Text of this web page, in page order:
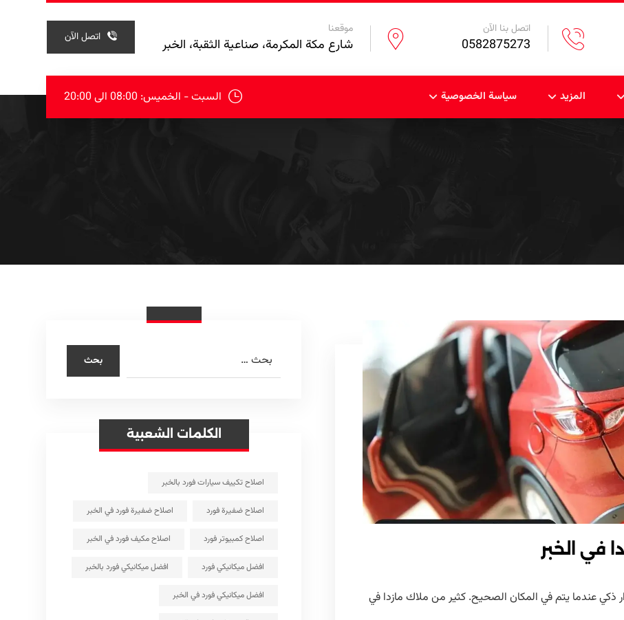
اتصل الآن
موقعنا
شارع مكة المكرمة، صناعية الثقبة، الخبر
اتصل بنا الآن
0582875273
المزيد سياسة الخصوصية السبت - الخميس: 08:00 الی 20:00
في الخبر
ذكي عندما يتم في المكان الصحيح. كثير من ملاك مازدا في
الكلمات الشعبية
اصلاح تكييف سيارات فورد بالخبر
اصلاح ضفيرة فورد اصلاح ضفيرة فورد في الخبر
اصلاح كمبيوتر فورد اصلاح مكيف فورد في الخبر
افضل ميكانيكي فورد افضل ميكانيكي فورد بالخبر
افضل ميكانيكي فورد في الخبر